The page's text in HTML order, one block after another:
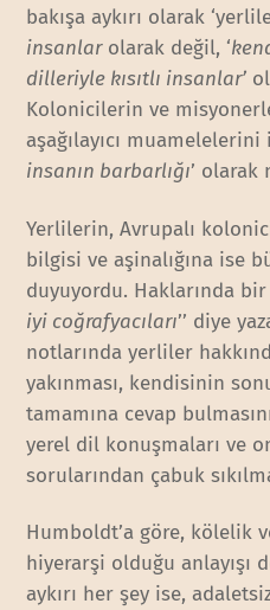
bakışa aykırı olarak
insanlarolarak değil, ‘
dilleriyle kısıtlı insanlar’
Kolonicilerin ve
aşağılayıcı muamelelerini
insanın barbarlığı’ olarak
Yerlilerin, Avrupalı
bilgisi ve aşinalığına ise
duyuyordu. Haklarında bir
iyi coğrafyacıları’’ diye
notlarında yerliler
yakınması, kendisinin
tamamına cevap
yerel dil konuşmaları ve
sorularından çabuk
Humboldt’a göre, kölelik
hiyerarşi olduğu anlayışı
aykırı her şey ise,